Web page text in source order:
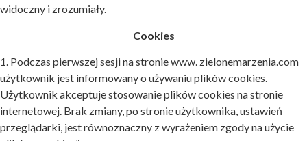
widoczny i zrozumiały.
Cookies
1. Podczas pierwszej sesji na stronie www. zielonemarzenia.com
użytkownik jest informowany o używaniu plików cookies.
Użytkownik akceptuje stosowanie plików cookies na stronie
internetowej. Brak zmiany, po stronie użytkownika, ustawień
przeglądarki, jest równoznaczny z wyrażeniem zgody na użycie